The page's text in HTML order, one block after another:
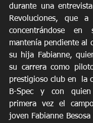
durante una
Revoluciones, que
concentrándose
mantenía pendiente al
su hija Fabianne,
su carrera como
prestigioso club en  la
B-Spec y con
primera vez el
joven Fabianne